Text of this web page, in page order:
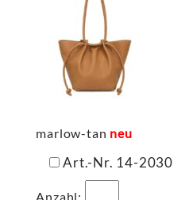
marlow-tan neu
Art.-Nr. 14-2030
Anzahl: